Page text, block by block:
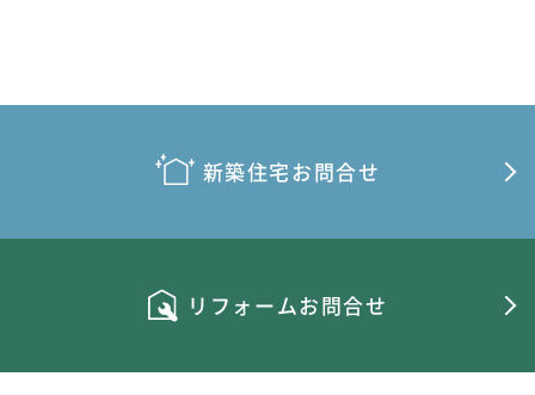
新築住宅お問合せ
リフォームお問合せ